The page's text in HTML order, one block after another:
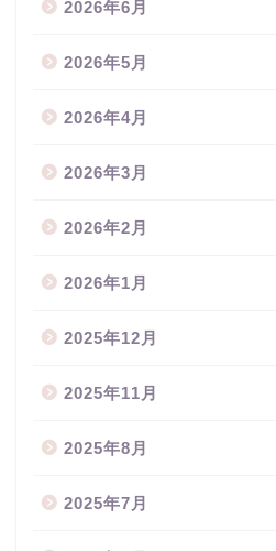
2026年6月
2026年5月
2026年4月
2026年3月
2026年2月
2026年1月
2025年12月
2025年11月
2025年8月
2025年7月